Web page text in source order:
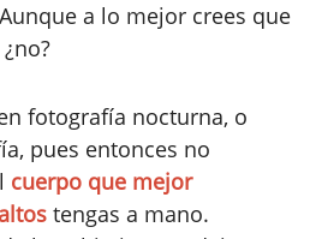
a lo mejor crees que
fotografía nocturna, o
pues entonces no
cuerpo que mejor
tengas a mano.